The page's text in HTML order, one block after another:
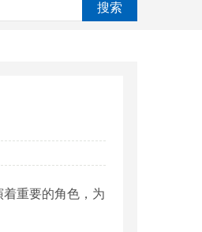
搜索
重要的角色，为